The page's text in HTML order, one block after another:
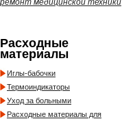
ремонт медицинской техники
Расходные
материалы
Иглы-бабочки
Термоиндикаторы
Уход за больными
Расходные материалы для